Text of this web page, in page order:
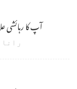
آپ کا رہائشی علاقہ 75 کروڑ سالوں میں کتنا